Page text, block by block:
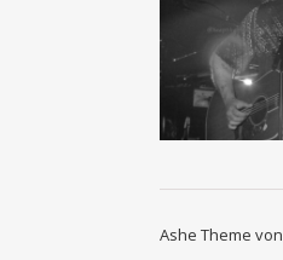
Ashe Theme von